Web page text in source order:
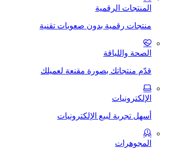
المنتجات الرقمية
منتجات رقمية بدون صعوبات تقنية
الصحة واللياقة
قدّم منتجاتك بصورة مقنعة لعميلك
الإلكترونيات
أسهل تجربة لبيع الإلكترونيات
المجوهرات